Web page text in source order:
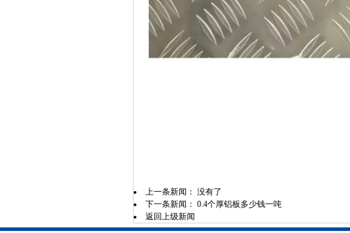
上一条新闻： 没有了
下一条新闻： 0.4个厚铝板多少钱一吨
返回上级新闻